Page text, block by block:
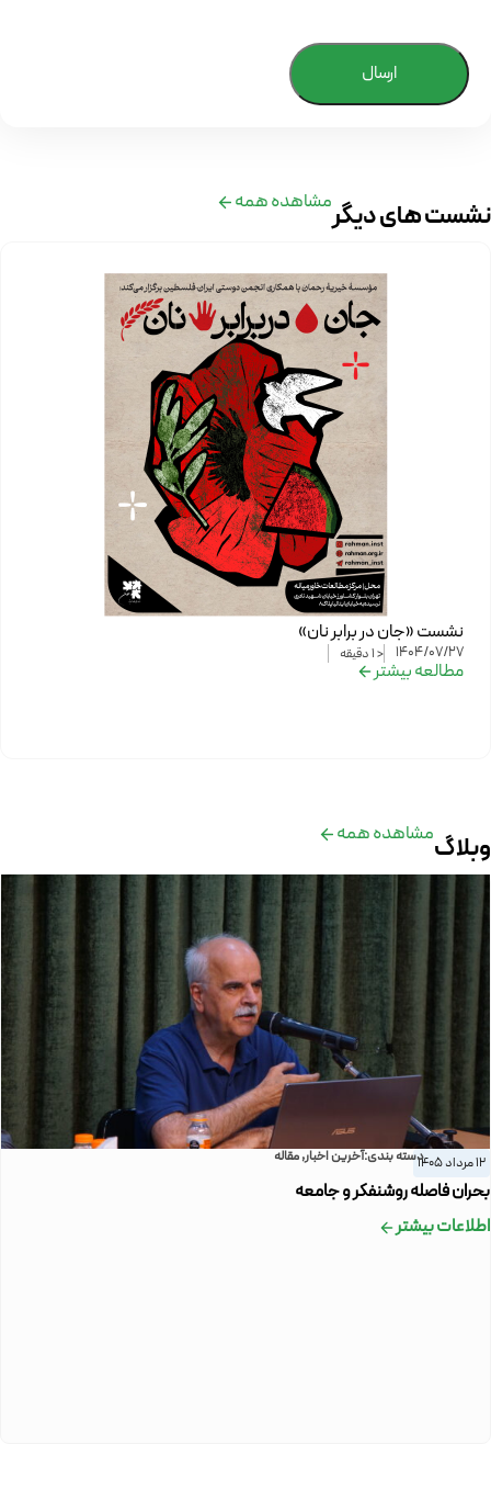
ارسال
نشست های دیگرمشاهده همه
نشست «جان در برابر نان»
1404/07/27
< 1 دقیقه
مطالعه بیشتر
وبلاگمشاهده همه
12 مرداد 1405 دسته بندی:آخرین اخبار,مقاله
بحران فاصله روشنفکر و جامعه
اطلاعات بیشتر